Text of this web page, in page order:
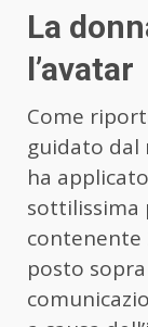
La
l’avatar
Come
guidato dal
ha
sottilissima
contenente
posto